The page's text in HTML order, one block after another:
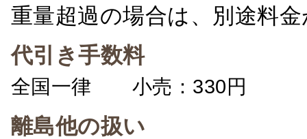
重量超過の場合は、別途料
代引き手数料
全国一律 小売：330円 卸
離島他の扱い